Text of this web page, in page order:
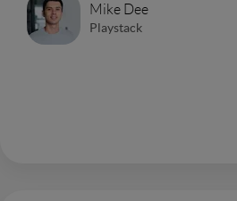
Mike Dee
Playstack